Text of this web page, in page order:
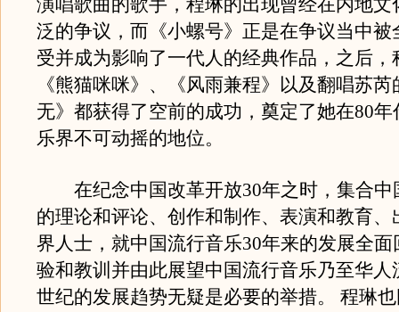
演唱歌曲的歌手，程琳的出现曾经在内地文
泛的争议，而《小螺号》正是在争议当中被
受并成为影响了一代人的经典作品，之后，
《熊猫咪咪》、《风雨兼程》以及翻唱苏
无》都获得了空前的成功，奠定了她在80
乐界不可动摇的地位。
在纪念中国改革开放30年之时，集合中
的理论和评论、创作和制作、表演和教育、
界人士，就中国流行音乐30年来的发展全
验和教训并由此展望中国流行音乐乃至华人
世纪的发展趋势无疑是必要的举措。 程琳